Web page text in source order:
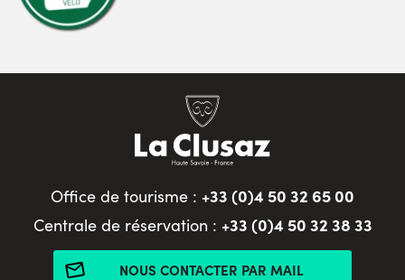
Office de tourisme : +33 (0)4 50 32 65 00
Centrale de réservation : +33 (0)4 50 32 38 33
NOUS CONTACTER PAR MAIL